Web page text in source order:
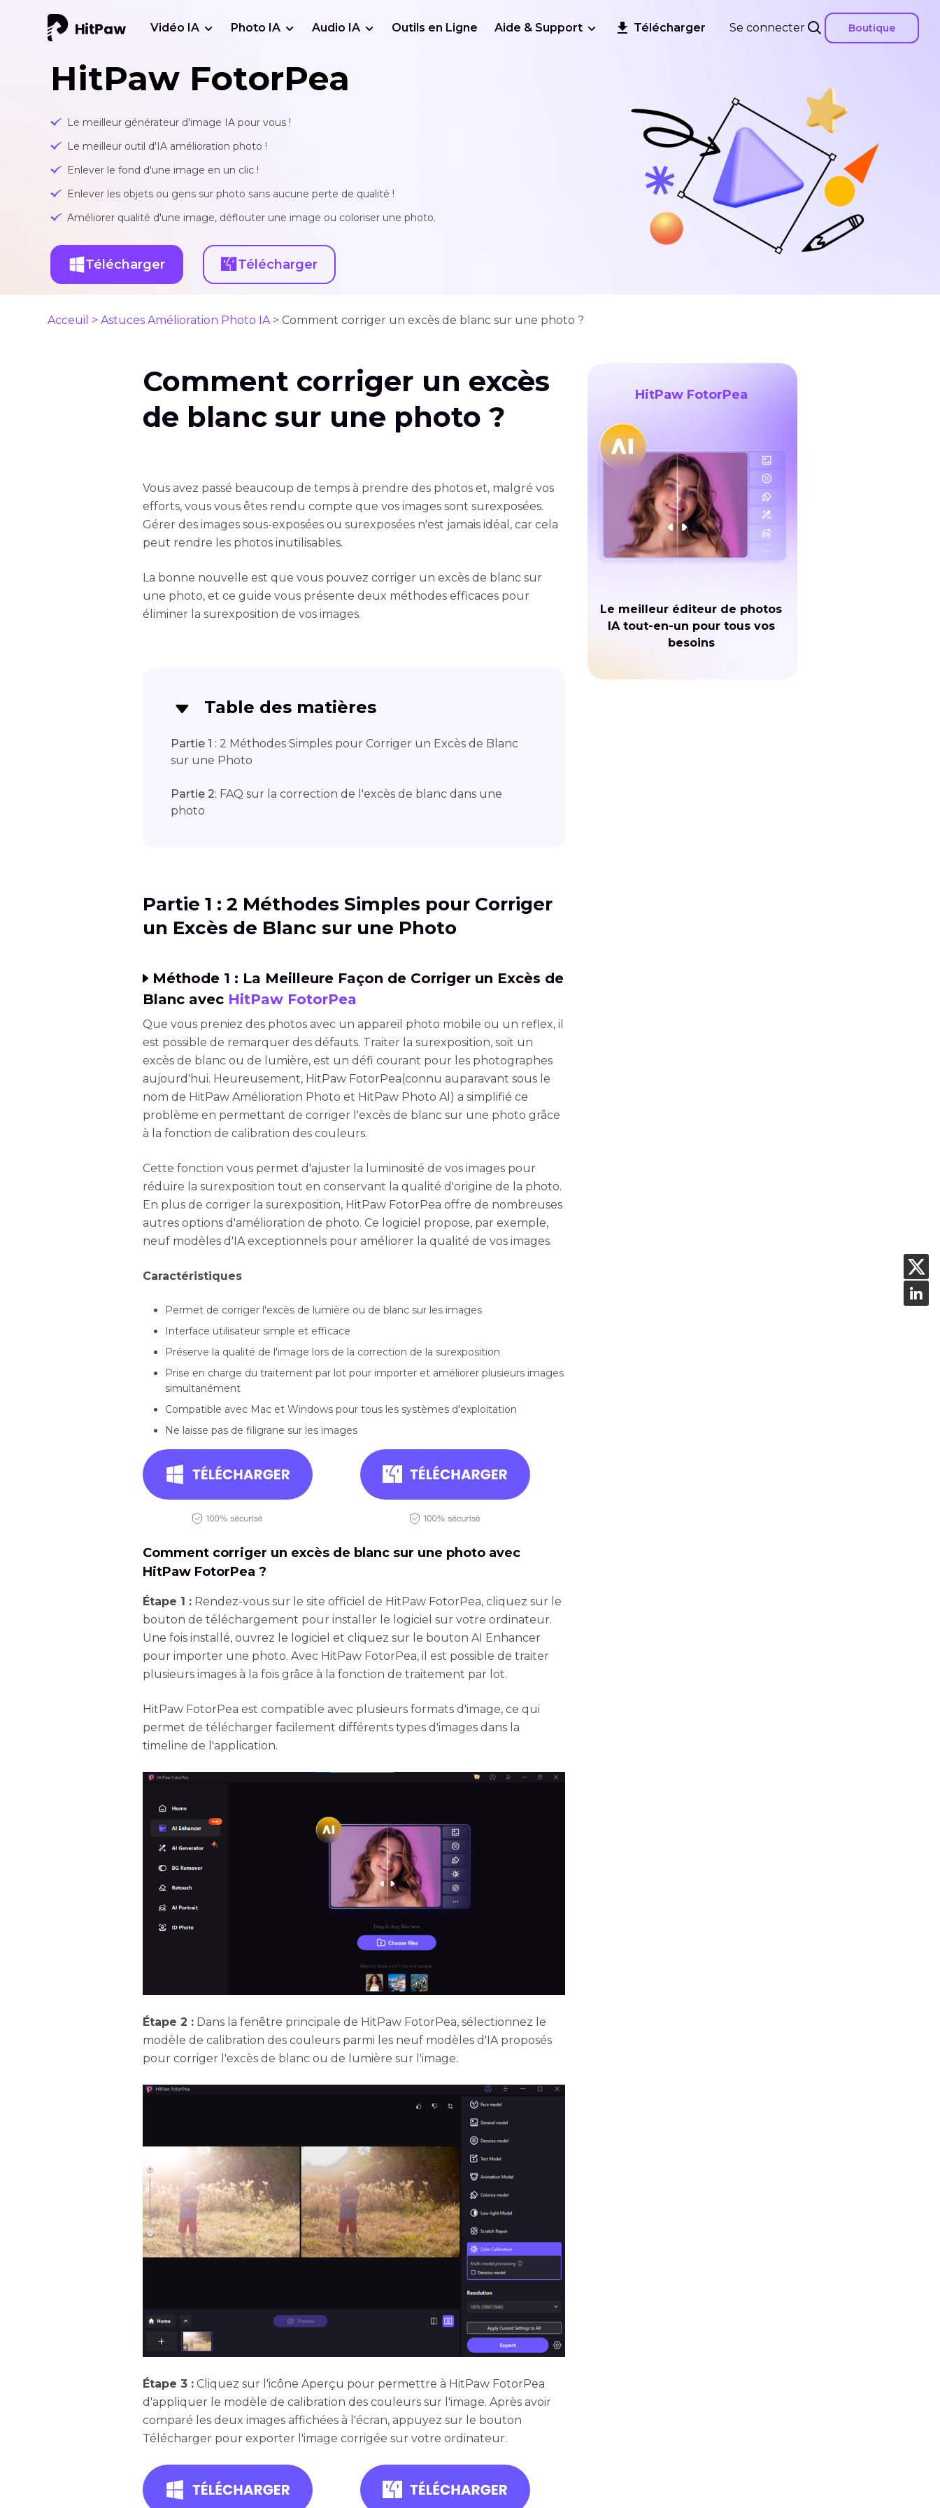
Se connecter Boutique
Vidéo IA Photo IA Audio IA Outils en Ligne Aide & Support Télécharger
HitPaw FotorPea
Le meilleur générateur d'image IA pour vous !
Le meilleur outil d'IA amélioration photo !
Enlever le fond d'une image en un clic !
Enlever les objets ou gens sur photo sans aucune perte de qualité !
Améliorer qualité d'une image, déflouter une image ou coloriser une photo.
Télécharger Télécharger
Acceuil > Astuces Amélioration Photo IA > Comment corriger un excès de blanc sur une photo ?
Comment corriger un excès
de blanc sur une photo ?
Vous avez passé beaucoup de temps à prendre des photos et, malgré vos
efforts, vous vous êtes rendu compte que vos images sont surexposées.
Gérer des images sous-exposées ou surexposées n'est jamais idéal, car cela
peut rendre les photos inutilisables.
La bonne nouvelle est que vous pouvez corriger un excès de blanc sur
une photo, et ce guide vous présente deux méthodes efficaces pour
éliminer la surexposition de vos images.
Table des matières
Partie 1 : 2 Méthodes Simples pour Corriger un Excès de Blanc
sur une Photo
Partie 2: FAQ sur la correction de l'excès de blanc dans une
photo
Partie 1 : 2 Méthodes Simples pour Corriger
un Excès de Blanc sur une Photo
Méthode 1 : La Meilleure Façon de Corriger un Excès de
Blanc avec HitPaw FotorPea
Que vous preniez des photos avec un appareil photo mobile ou un reflex, il
est possible de remarquer des défauts. Traiter la surexposition, soit un
excès de blanc ou de lumière, est un défi courant pour les photographes
aujourd'hui. Heureusement, HitPaw FotorPea(connu auparavant sous le
nom de HitPaw Amélioration Photo et HitPaw Photo Al) a simplifié ce
problème en permettant de corriger l'excès de blanc sur une photo grâce
à la fonction de calibration des couleurs.
Cette fonction vous permet d'ajuster la luminosité de vos images pour
réduire la surexposition tout en conservant la qualité d'origine de la photo.
En plus de corriger la surexposition, HitPaw FotorPea offre de nombreuses
autres options d'amélioration de photo. Ce logiciel propose, par exemple,
neuf modèles d'IA exceptionnels pour améliorer la qualité de vos images.
Caractéristiques
Permet de corriger l'excès de lumière ou de blanc sur les images
Interface utilisateur simple et efficace
Préserve la qualité de l'image lors de la correction de la surexposition
Prise en charge du traitement par lot pour importer et améliorer plusieurs images
simultanément
Compatible avec Mac et Windows pour tous les systèmes d'exploitation
Ne laisse pas de filigrane sur les images
Comment corriger un excès de blanc sur une photo avec
HitPaw FotorPea ?
Étape 1 : Rendez-vous sur le site officiel de HitPaw FotorPea, cliquez sur le
bouton de téléchargement pour installer le logiciel sur votre ordinateur.
Une fois installé, ouvrez le logiciel et cliquez sur le bouton AI Enhancer
pour importer une photo. Avec HitPaw FotorPea, il est possible de traiter
plusieurs images à la fois grâce à la fonction de traitement par lot.
HitPaw FotorPea est compatible avec plusieurs formats d'image, ce qui
permet de télécharger facilement différents types d'images dans la
timeline de l'application.
Étape 2 : Dans la fenêtre principale de HitPaw FotorPea, sélectionnez le
modèle de calibration des couleurs parmi les neuf modèles d'IA proposés
pour corriger l'excès de blanc ou de lumière sur l'image.
Étape 3 : Cliquez sur l'icône Aperçu pour permettre à HitPaw FotorPea
d'appliquer le modèle de calibration des couleurs sur l'image. Après avoir
comparé les deux images affichées à l'écran, appuyez sur le bouton
Télécharger pour exporter l'image corrigée sur votre ordinateur.
HitPaw FotorPea
Le meilleur éditeur de photos
IA tout-en-un pour tous vos
besoins